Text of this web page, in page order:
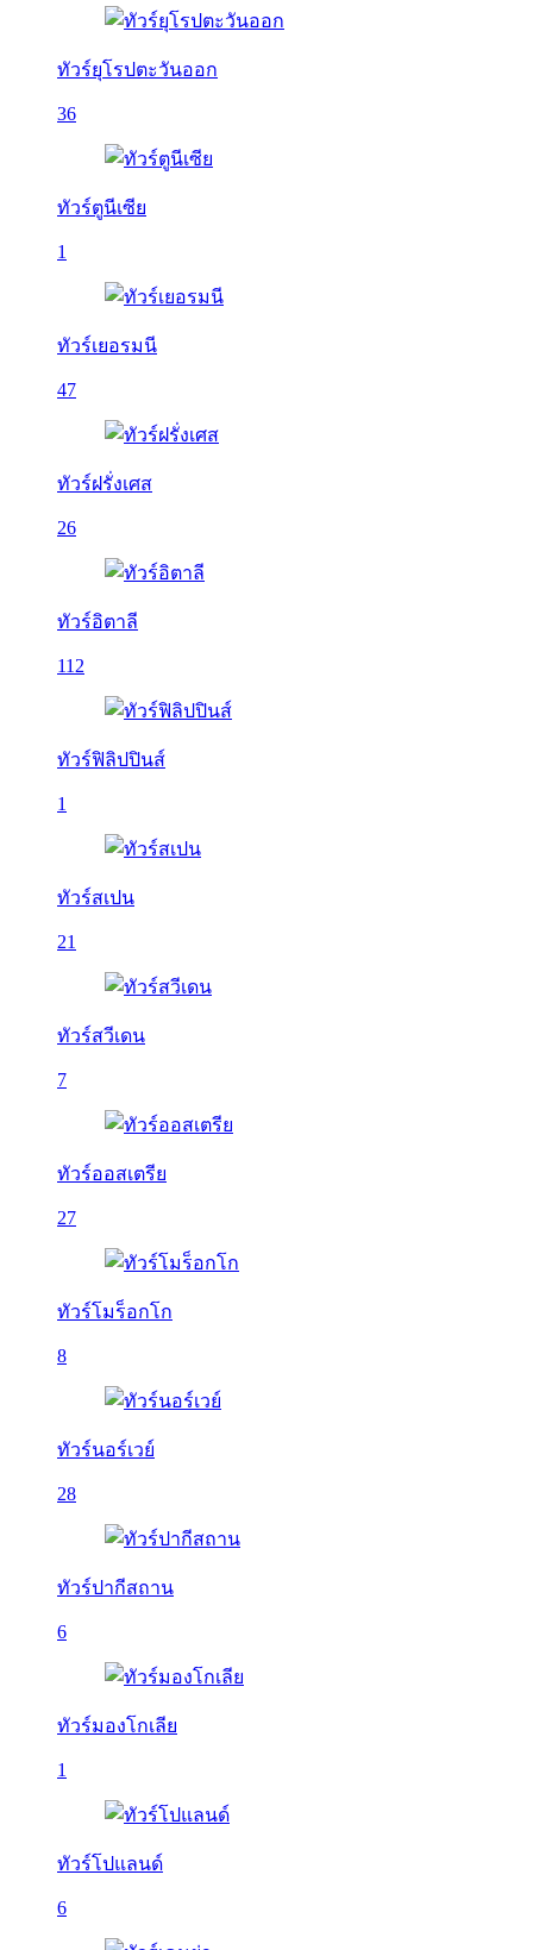
ทัวร์ยุโรปตะวันออก
36
ทัวร์ตูนีเซีย
1
ทัวร์เยอรมนี
47
ทัวร์ฝรั่งเศส
26
ทัวร์อิตาลี
112
ทัวร์ฟิลิปปินส์
1
ทัวร์สเปน
21
ทัวร์สวีเดน
7
ทัวร์ออสเตรีย
27
ทัวร์โมร็อกโก
8
ทัวร์นอร์เวย์
28
ทัวร์ปากีสถาน
6
ทัวร์มองโกเลีย
1
ทัวร์โปแลนด์
6